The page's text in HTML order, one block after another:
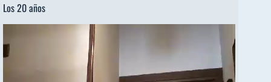
Los 20 años
de
vídeo